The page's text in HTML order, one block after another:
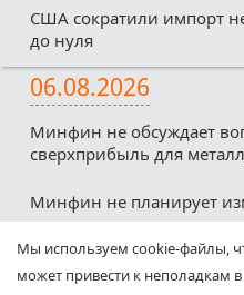
США сократили импорт
до нуля
06.08.2026
Минфин не обсуждает
сверхприбыль для
Минфин не планирует
Минфин против любых
нефтекомпаний из-за
Мы используем cookie-файлы,
может привести к неполадкам